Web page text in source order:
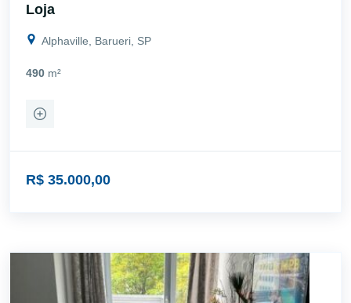
Loja
Alphaville, Barueri, SP
490 m²
R$ 35.000,00